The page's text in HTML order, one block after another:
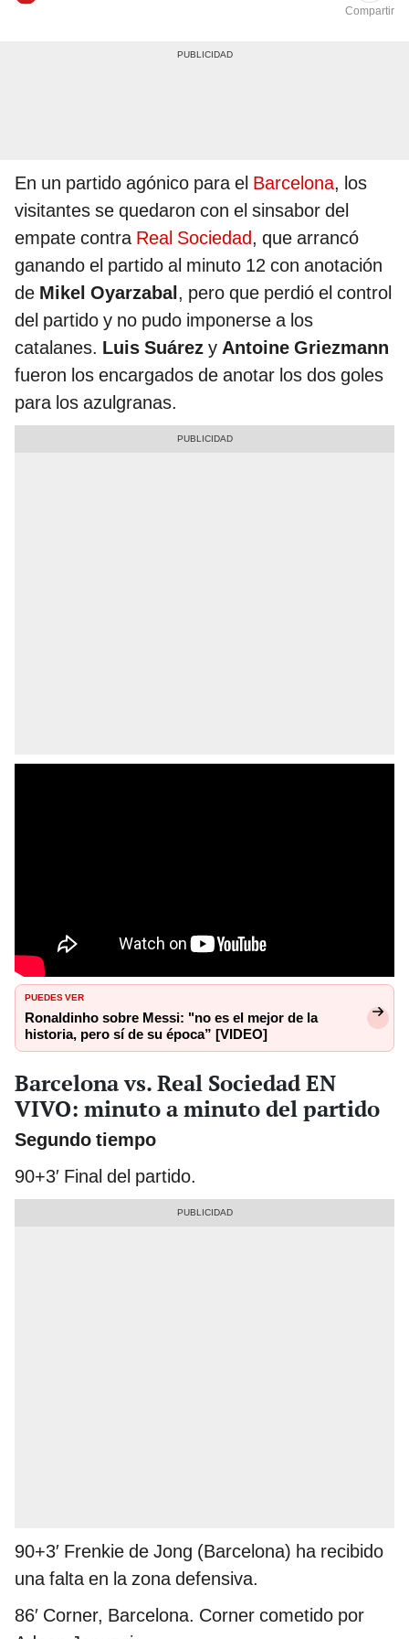
Compartir
En un partido agónico para el Barcelona, los
visitantes se quedaron con el sinsabor del
empate contra Real Sociedad, que arrancó
ganando el partido al minuto 12 con anotación
de Mikel Oyarzabal, pero que perdió el control
del partido y no pudo imponerse a los
catalanes. Luis Suárez y Antoine Griezmann
fueron los encargados de anotar los dos goles
para los azulgranas.
PUEDES VER
Ronaldinho sobre Messi: "no es el mejor de la
historia, pero sí de su época” [VIDEO]
Barcelona vs. Real Sociedad EN
VIVO: minuto a minuto del partido
Segundo tiempo
90+3′ Final del partido.
90+3′ Frenkie de Jong (Barcelona) ha recibido
una falta en la zona defensiva.
86′ Corner, Barcelona. Corner cometido por